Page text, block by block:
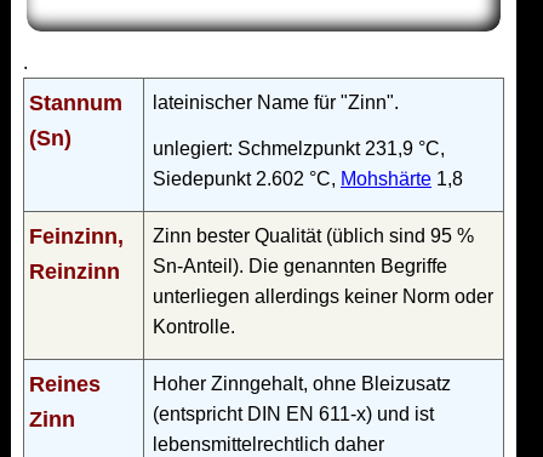
.
Stannum
(Sn)
lateinischer Name für "Zinn".
unlegiert: Schmelzpunkt 231,9 °C,
Siedepunkt 2.602 °C, Mohshärte 1,8
Feinzinn,
Reinzinn
Zinn bester Qualität (üblich sind 95 %
Sn-Anteil). Die genannten Begriffe
unterliegen allerdings keiner Norm oder
Kontrolle.
Reines
Zinn
Hoher Zinngehalt, ohne Bleizusatz
(entspricht DIN EN 611-x) und ist
lebensmittelrechtlich daher